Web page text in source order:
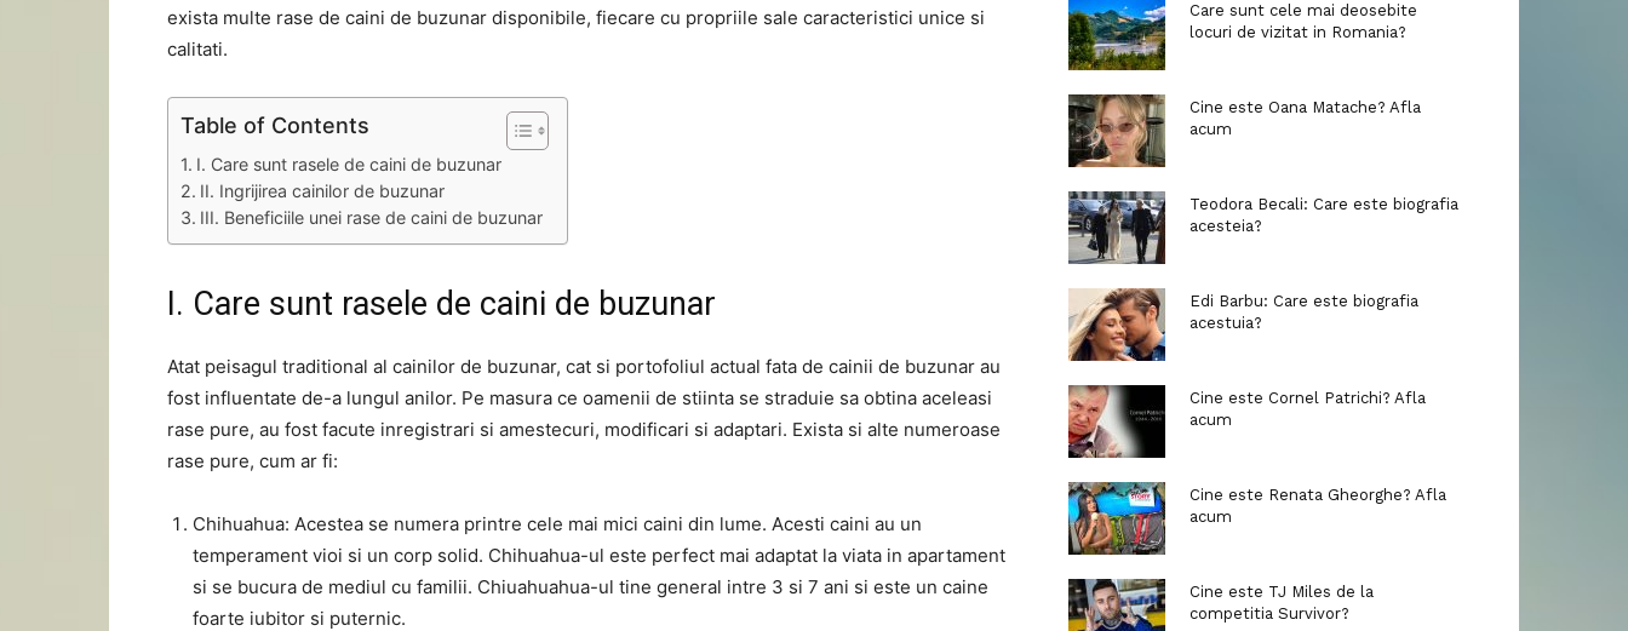
exista multe rase de caini de buzunar disponibile, fiecare cu propriile sale caracteristici unice si
calitati.
Table of Contents
I. Care sunt rasele de caini de buzunar
II. Ingrijirea cainilor de buzunar
III. Beneficiile unei rase de caini de buzunar
I. Care sunt rasele de caini de buzunar
Atat peisagul traditional al cainilor de buzunar, cat si portofoliul actual fata de cainii de buzunar au
fost influentate de-a lungul anilor. Pe masura ce oamenii de stiinta se straduie sa obtina aceleasi
rase pure, au fost facute inregistrari si amestecuri, modificari si adaptari. Exista si alte numeroase
rase pure, cum ar fi:
Chihuahua: Acestea se numera printre cele mai mici caini din lume. Acesti caini au un
temperament vioi si un corp solid. Chihuahua-ul este perfect mai adaptat la viata in apartament
si se bucura de mediul cu familii. Chiuahuahua-ul tine general intre 3 si 7 ani si este un caine
foarte iubitor si puternic.
Care sunt cele mai deosebite
locuri de vizitat in Romania?
Cine este Oana Matache? Afla
acum
Teodora Becali: Care este biografia
acesteia?
Edi Barbu: Care este biografia
acestuia?
Cine este Cornel Patrichi? Afla
acum
Cine este Renata Gheorghe? Afla
acum
Cine este TJ Miles de la
competitia Survivor?